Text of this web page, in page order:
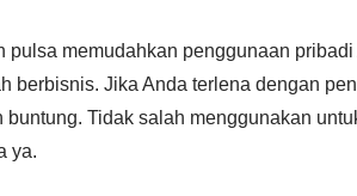
pulsa memudahkan penggunaan
berbisnis. Jika Anda terlena dengan
buntung. Tidak salah menggunakan
ya.